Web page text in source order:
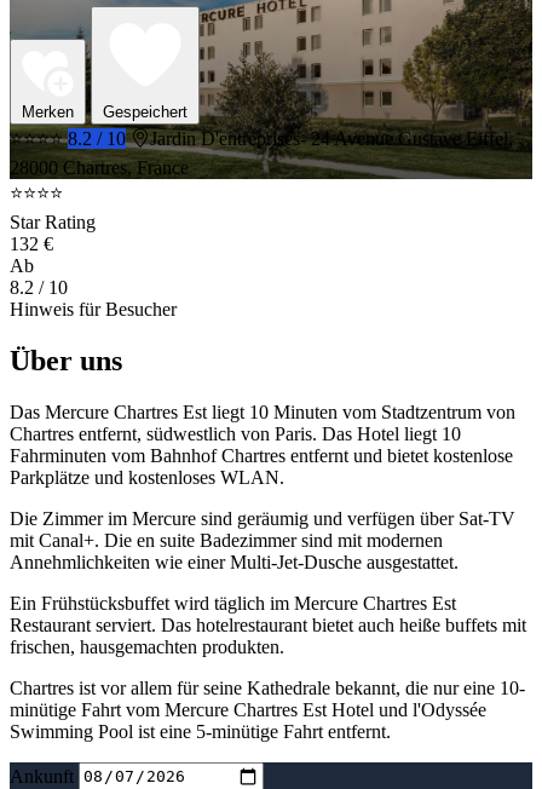
Merken Gespeichert
⭐⭐⭐⭐ 8.2 / 10
Jardin D'entreprises- 24 Avenue Gustave Eiffel,
28000 Chartres, France
⭐⭐⭐⭐
Star Rating
132 €
Ab
8.2 / 10
Hinweis für Besucher
Über uns
Das Mercure Chartres Est liegt 10 Minuten vom Stadtzentrum von
Chartres entfernt, südwestlich von Paris. Das Hotel liegt 10
Fahrminuten vom Bahnhof Chartres entfernt und bietet kostenlose
Parkplätze und kostenloses WLAN.
Die Zimmer im Mercure sind geräumig und verfügen über Sat-TV
mit Canal+. Die en suite Badezimmer sind mit modernen
Annehmlichkeiten wie einer Multi-Jet-Dusche ausgestattet.
Ein Frühstücksbuffet wird täglich im Mercure Chartres Est
Restaurant serviert. Das hotelrestaurant bietet auch heiße buffets mit
frischen, hausgemachten produkten.
Chartres ist vor allem für seine Kathedrale bekannt, die nur eine 10-
minütige Fahrt vom Mercure Chartres Est Hotel und l'Odyssée
Swimming Pool ist eine 5-minütige Fahrt entfernt.
Ankunft